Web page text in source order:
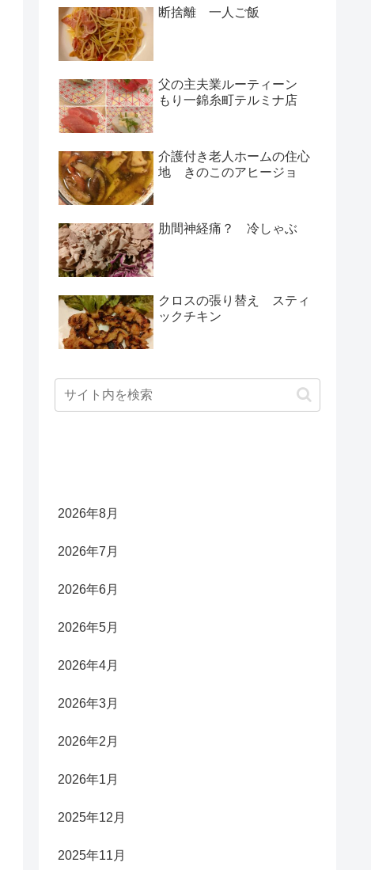
断捨離 一人ご飯
父の主夫業ルーティーン
もり一錦糸町テルミナ店
介護付き老人ホームの住心
地 きのこのアヒージョ
肋間神経痛？ 冷しゃぶ
クロスの張り替え スティ
ックチキン
2026年8月
2026年7月
2026年6月
2026年5月
2026年4月
2026年3月
2026年2月
2026年1月
2025年12月
2025年11月